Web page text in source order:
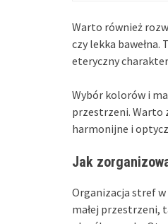
Warto również
czy lekka
eteryczny
Wybór kolorów i
przestrzeni. Warto
harmonijne i
Jak
Organizacja stref
małej przestrzeni,